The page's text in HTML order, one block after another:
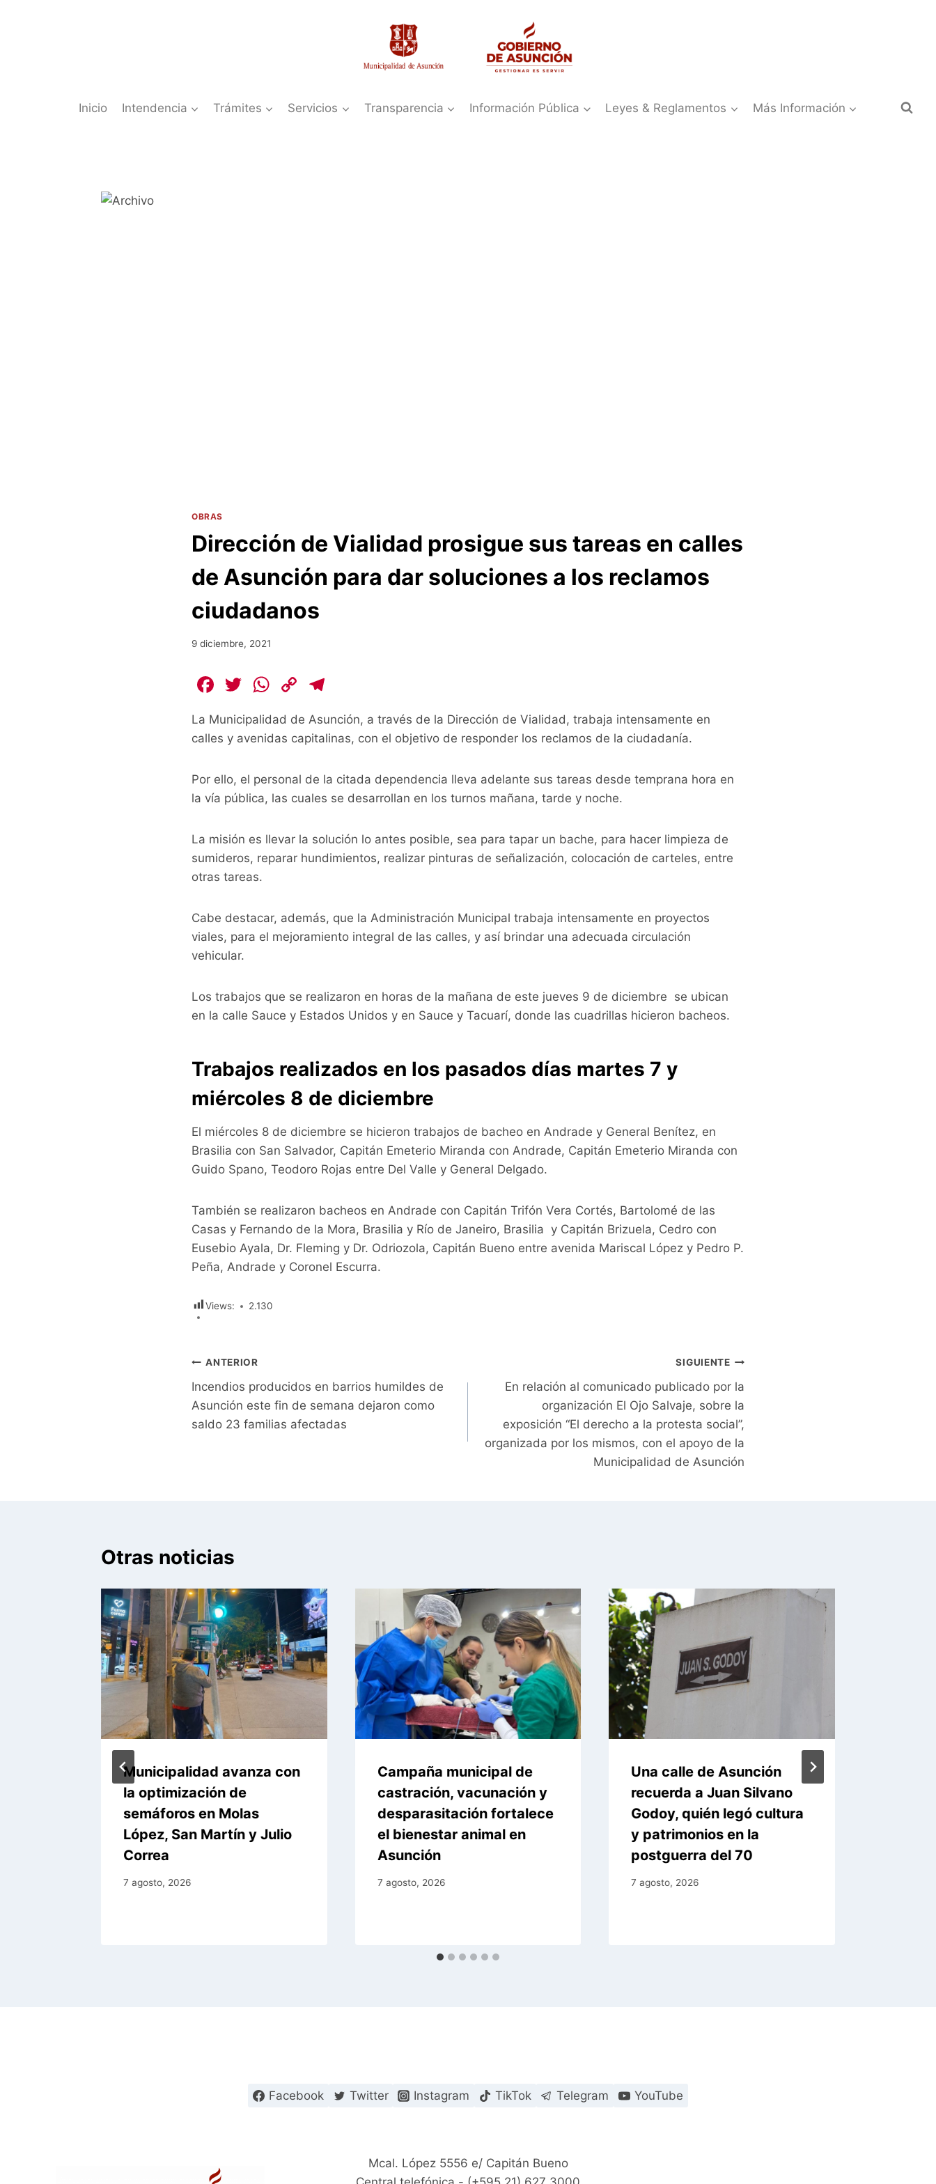
Inicio Intendencia Trámites Servicios Transparencia Información Pública Leyes & Reglamentos Más Información
OBRAS
Dirección de Vialidad prosigue sus tareas en calles
de Asunción para dar soluciones a los reclamos
ciudadanos
9 diciembre, 2021
F
c
e
b
o
k
T
itt
er
W
at
s
A
p
C
p
y
Li
n
e
gr
a
m
La Municipalidad de Asunción, a través de la Dirección de Vialidad, trabaja intensamente en
calles y avenidas capitalinas, con el objetivo de responder los reclamos de la ciudadanía.
Por ello, el personal de la citada dependencia lleva adelante sus tareas desde temprana hora en
la vía pública, las cuales se desarrollan en los turnos mañana, tarde y noche.
La misión es llevar la solución lo antes posible, sea para tapar un bache, para hacer limpieza de
sumideros, reparar hundimientos, realizar pinturas de señalización, colocación de carteles, entre
otras tareas.
Cabe destacar, además, que la Administración Municipal trabaja intensamente en proyectos
viales, para el mejoramiento integral de las calles, y así brindar una adecuada circulación
vehicular.
Los trabajos que se realizaron en horas de la mañana de este jueves 9 de diciembre se ubican
en la calle Sauce y Estados Unidos y en Sauce y Tacuarí, donde las cuadrillas hicieron bacheos.
Trabajos realizados en los pasados días martes 7 y
miércoles 8 de diciembre
El miércoles 8 de diciembre se hicieron trabajos de bacheo en Andrade y General Benítez, en
Brasilia con San Salvador, Capitán Emeterio Miranda con Andrade, Capitán Emeterio Miranda con
Guido Spano, Teodoro Rojas entre Del Valle y General Delgado.
También se realizaron bacheos en Andrade con Capitán Trifón Vera Cortés, Bartolomé de las
Casas y Fernando de la Mora, Brasilia y Río de Janeiro, Brasilia y Capitán Brizuela, Cedro con
Eusebio Ayala, Dr. Fleming y Dr. Odriozola, Capitán Bueno entre avenida Mariscal López y Pedro P.
Peña, Andrade y Coronel Escurra.
Views: 2.130
Navegación
de
entradas
ANTERIOR
Incendios producidos en barrios humildes de
Asunción este fin de semana dejaron como
saldo 23 familias afectadas
SIGUIENTE
En relación al comunicado publicado por la
organización El Ojo Salvaje, sobre la
exposición “El derecho a la protesta social”,
organizada por los mismos, con el apoyo de la
Municipalidad de Asunción
Otras noticias
Municipalidad avanza con
la optimización de
semáforos en Molas
López, San Martín y Julio
Correa
7 agosto, 2026
Campaña municipal de
castración, vacunación y
desparasitación fortalece
el bienestar animal en
Asunción
7 agosto, 2026
Una calle de Asunción
recuerda a Juan Silvano
Godoy, quién legó cultura
y patrimonios en la
postguerra del 70
7 agosto, 2026
Facebook Twitter Instagram TikTok Telegram YouTube
Mcal. López 5556 e/ Capitán Bueno